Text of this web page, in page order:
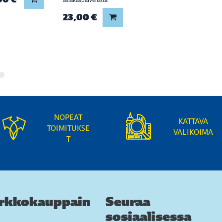
23,00 € Lisää koriin
NOPEAT
TOIMITUKSE
T
KATTAVA
VALIKOIMA
Seuraa
sosiaalisessa